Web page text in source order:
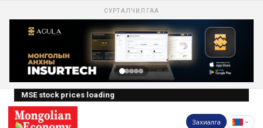
СУРТАЛЧИЛГАА
MSE stock prices loading
Захиалга